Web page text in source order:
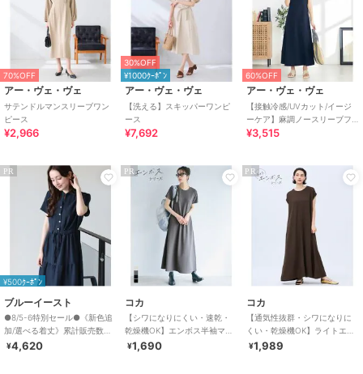
70%OFF
アー・ヴェ・ヴェ
サテンドルマンスリーブワン
ピース
¥2,966
30%OFF
¥1000ｸｰﾎﾟﾝ
アー・ヴェ・ヴェ
【洗える】スキッパーワンピ
ース
¥7,692
60%OFF
アー・ヴェ・ヴェ
【接触冷感/UVカット/イージ
ーケア】麻調ノースリーブフ
レアワンピース
¥3,515
PR
¥500ｸｰﾎﾟﾝ
ブルーイースト
●8/5-6特別セール●《新色追
加/選べる着丈》累計販売数
70000枚突破！アソート柄ワ
¥4,620
PR
コカ
【シワになりにくい・速乾・
乾燥機OK】エンボス半袖マキ
シワンピース 全4色
¥1,690
PR
コカ
【通気性抜群・シワになりに
くい・乾燥機OK】ライトエン
ボスマキシロールアップワン
¥1,989